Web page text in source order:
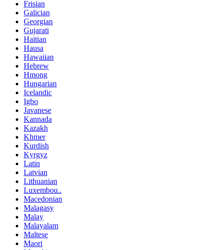
Frisian
Galician
Georgian
Gujarati
Haitian
Hausa
Hawaiian
Hebrew
Hmong
Hungarian
Icelandic
Igbo
Javanese
Kannada
Kazakh
Khmer
Kurdish
Kyrgyz
Latin
Latvian
Lithuanian
Luxembou..
Macedonian
Malagasy
Malay
Malayalam
Maltese
Maori